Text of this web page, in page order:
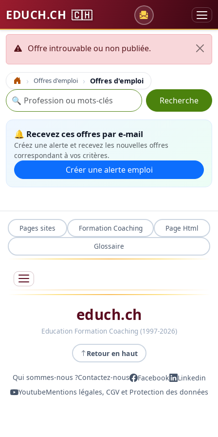
EDUCH.CH 🇨🇭
Offre introuvable ou non publiée.
Accueil Offres d'emploi Offres d'emploi
Recherche
🔍 Recherche
🔔 Recevez ces offres par e-mail
Créez une alerte et recevez les nouvelles offres
correspondant à vos critères.
Créer une alerte emploi
Pages sites Formation Coaching
Page Html
Glossaire
educh.ch
Education Formation Coaching (1997-2026)
Retour en haut
Qui sommes-nous ?Contactez-nous Facebook
Linkedin
YoutubeMentions légales, CGV et Protection des données